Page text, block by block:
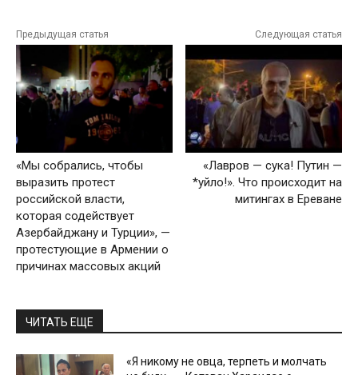
Предыдущая статья
«Мы собрались, чтобы
выразить протест
российской власти,
которая содействует
Азербайджану и Турции», —
протестующие в Армении о
причинах массовых акций
Следующая статья
«Лавров — сука! Путин —
*уйло!». Что происходит на
митингах в Ереване
ЧИТАТЬ ЕЩЕ
«Я никому не овца, терпеть и молчать